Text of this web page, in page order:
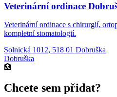
Veterinární ordinace
Veterinární ordinace s chirurgií,
kompletní stomatologií.
Solnická 1012, 518 01 Dobruška
Dobruška
🏥
Chcete sem přidat?